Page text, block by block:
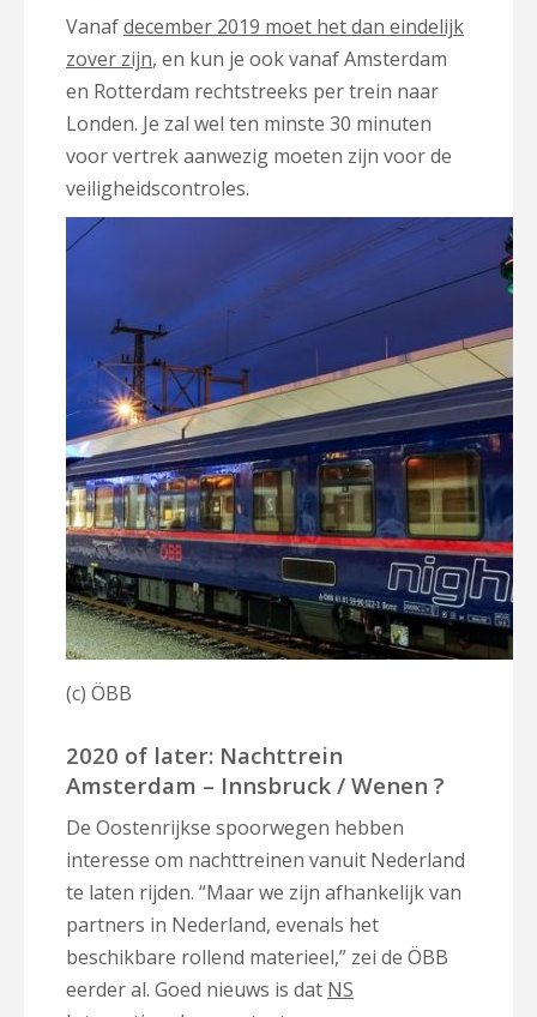
Vanafdecember 2019 moet het dan eindelijk
zover zijn, en kun je ook vanaf Amsterdam
en Rotterdam rechtstreeks per trein naar
Londen. Je zal wel ten minste 30 minuten
voor vertrek aanwezig moeten zijn voor de
veiligheidscontroles.
(c) ÖBB
2020 of later: Nachttrein
Amsterdam – Innsbruck / Wenen ?
De Oostenrijkse spoorwegen hebben
interesse om nachttreinen vanuit Nederland
te laten rijden. “Maar we zijn afhankelijk van
partners in Nederland, evenals het
beschikbare rollend materieel,” zei de ÖBB
eerder al. Goed nieuws is dat NS